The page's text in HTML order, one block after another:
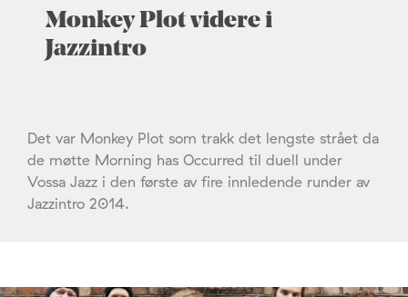
Monkey Plot videre i
Jazzintro
Det var Monkey Plot som trakk det lengste strået da
de møtte Morning has Occurred til duell under
Vossa Jazz i den første av fire innledende runder av
Jazzintro 2014.